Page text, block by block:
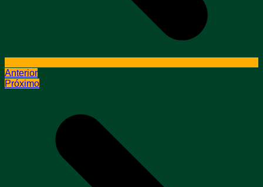
Anterior
Próximo